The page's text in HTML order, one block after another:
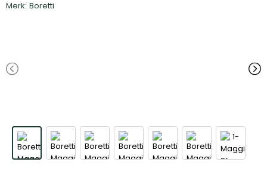
Merk: Boretti